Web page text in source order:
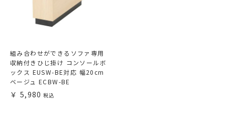
組み合わせができるソファ専用
収納付きひじ掛け コンソールボ
ックス EUSW-BE対応 幅20cm
ベージュ ECBW-BE
5,980